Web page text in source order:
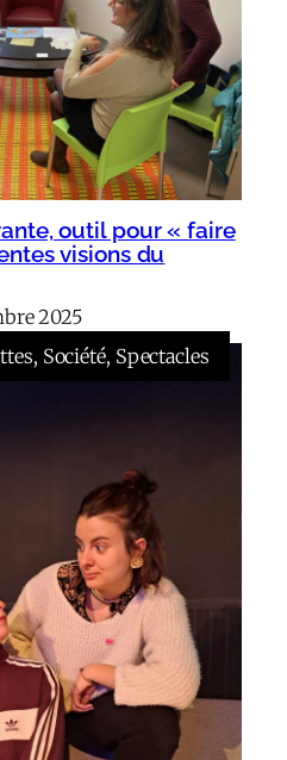
outil pour « faire
visions du
2025
, Société, Spectacles